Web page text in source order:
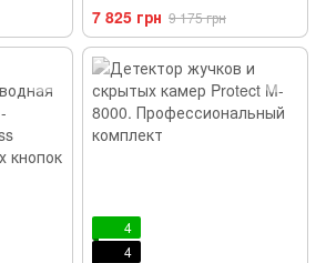
7 825 грн 9 175 грн
4
4